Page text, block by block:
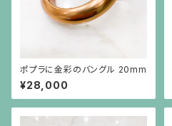
ポプラに金彩のバングル 20mm
¥28,000